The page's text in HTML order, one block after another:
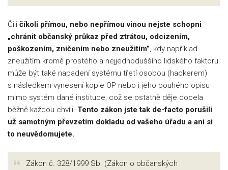
Čili číkoli přímou, nebo nepřímou vinou nejste schopni
„chránit občanský průkaz před ztrátou, odcizením,
poškozením, zničením nebo zneužitím” , kdy například
zneužitím kromě prostého a nejjednoduššího lidského faktoru
může být také napadení systému třetí osobou (hackerem)
s následkem vynesení kopie OP nebo i jeho pouhého opisu
mimo systém dané instituce, což se ostatně děje docela
běžně každou chvíli. Tento zákon jste tak de-facto porušili
už samotným převzetím dokladu od vašeho úřadu a ani si
to neuvědomujete.
Zákon č. 328/1999 Sb. (Zákon o občanských